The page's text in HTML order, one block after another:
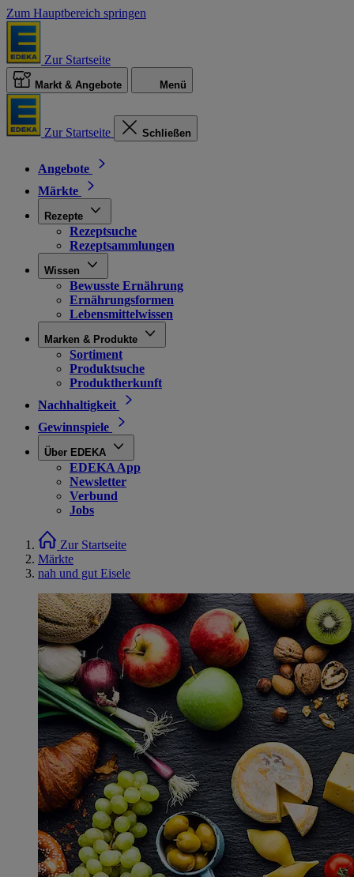
Zum Hauptbereich springen
Zur Startseite
Markt & Angebote Menü
Zur Startseite Schließen
Angebote
Märkte
Rezepte
Rezeptsuche
Rezeptsammlungen
Wissen
Bewusste Ernährung
Ernährungsformen
Lebensmittelwissen
Marken & Produkte
Sortiment
Produktsuche
Produktherkunft
Nachhaltigkeit
Gewinnspiele
Über EDEKA
EDEKA App
Newsletter
Verbund
Jobs
Zur Startseite
Märkte
nah und gut Eisele